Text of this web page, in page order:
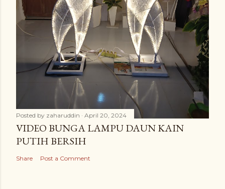
Posted by zaharuddin April 20, 2024
VIDEO BUNGA LAMPU DAUN KAIN
PUTIH BERSIH
Share Post a Comment